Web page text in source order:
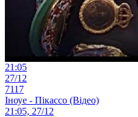
21:05
27/12
7117
Іноуе - Пікассо (Відео)
21:05, 27/12